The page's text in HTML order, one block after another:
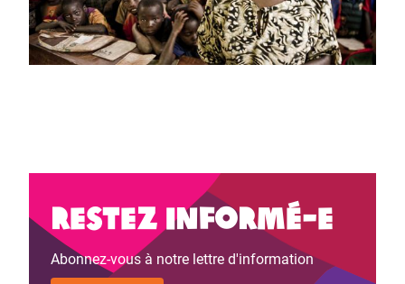
Restez informé-e
Abonnez-vous à notre lettre d'information